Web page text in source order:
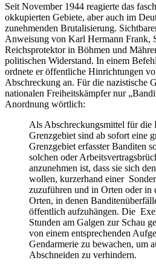
Seit November 1944 reagierte das
okkupierten Gebiete, aber auch im
zunehmenden Brutalisierung.
Anweisung von Karl Hermann Frank,
Reichsprotektor in Böhmen und
politischen Widerstand. In einem
ordnete er öffentliche Hinrichtungen
Abschreckung an. Für die nazistische
nationalen Freiheitskämpfer nur
Anordnung wörtlich:
Als Abschreckungsmittel für die
Grenzgebiet sind ab sofort eine
Grenzgebiet erfasster Banditen
solchen oder
anzunehmen ist, dass sie sich
wollen, kurzerhand einer
zuzuführen und in Orten oder in
Orten, in denen
öffentlich aufzuhängen. Die
Stunden am Galgen zur Schau
von einem entsprechenden
Gendarmerie zu bewachen, um
Abschneiden zu verhindern.